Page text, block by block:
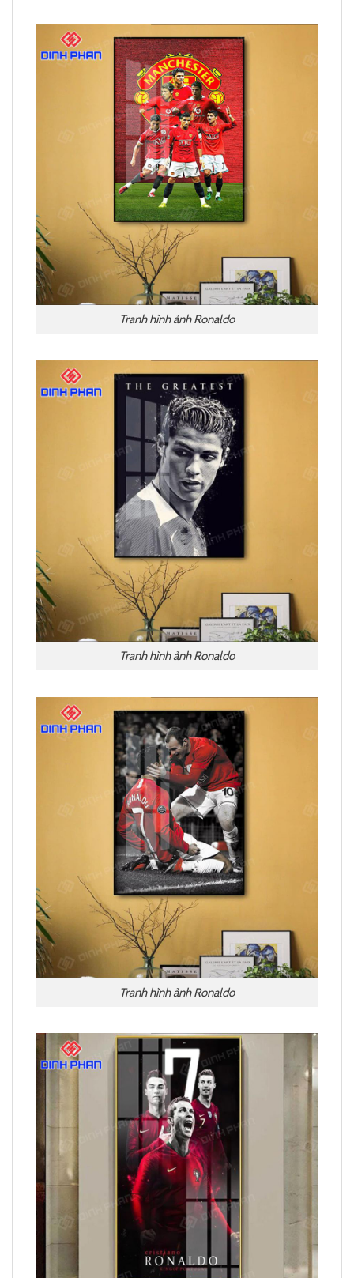
Tranh hình ảnh Ronaldo
Tranh hình ảnh Ronaldo
Tranh hình ảnh Ronaldo